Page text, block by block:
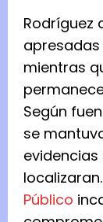
Rodríguez
mientras
Según
se
Público